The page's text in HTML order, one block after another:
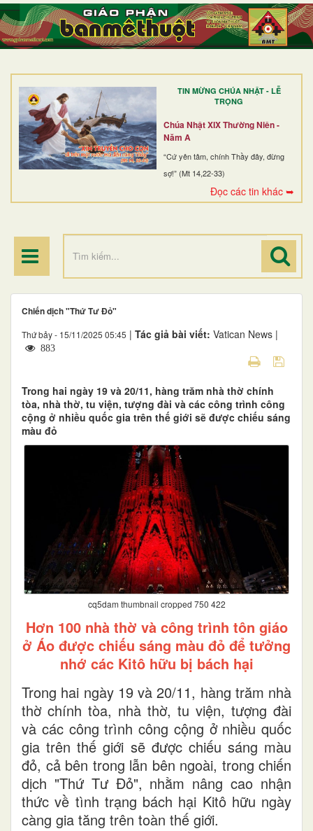
TIN MỪNG CHÚA NHẬT - LỄ
TRỌNG
Chúa Nhật XIX Thường Niên -
Năm A
“Cứ yên tâm, chính Thầy đây, đừng
sợ!” (Mt 14,22-33)
Đọc các tin khác ➥
TRANG NHẤT
GIỚI THIỆU
DÒNG TU
BAN MỤC VỤ
ĐOÀN THỂ CG
ĐIỂM HÀNH HƯƠNG
Chiến dịch "Thứ Tư Đỏ"
Thứ bảy - 15/11/2025 05:45 | Tác giả bài viết: Vatican News |
883
Trong hai ngày 19 và 20/11, hàng trăm nhà thờ chính
tòa, nhà thờ, tu viện, tượng đài và các công trình công
cộng ở nhiều quốc gia trên thế giới sẽ được chiếu sáng
màu đỏ
cq5dam thumbnail cropped 750 422
Hơn 100 nhà thờ và công trình tôn giáo
ở Áo được chiếu sáng màu đỏ để tưởng
nhớ các Kitô hữu bị bách hại
Trong hai ngày 19 và 20/11, hàng trăm nhà
thờ chính tòa, nhà thờ, tu viện, tượng đài
và các công trình công cộng ở nhiều quốc
gia trên thế giới sẽ được chiếu sáng màu
đỏ, cả bên trong lẫn bên ngoài, trong chiến
dịch "Thứ Tư Đỏ", nhằm nâng cao nhận
thức về tình trạng bách hại Kitô hữu ngày
càng gia tăng trên toàn thế giới.